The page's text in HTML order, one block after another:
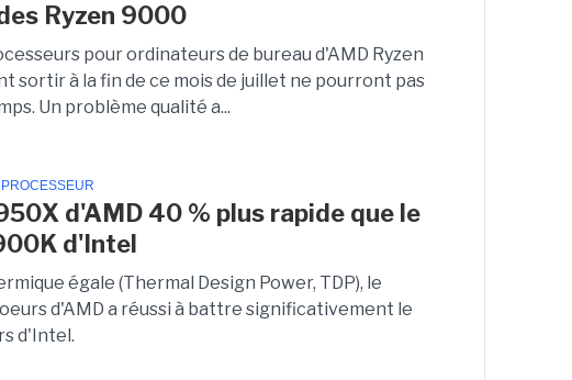
Ryzen 9000
pour ordinateurs de bureau d'AMD Ryzen
sortir à la fin de ce mois de juillet ne pourront pas
Un problème qualité a...
d'AMD 40 % plus rapide que le
d'Intel
égale (Thermal Design Power, TDP), le
d'AMD a réussi à battre significativement le
d'Intel.